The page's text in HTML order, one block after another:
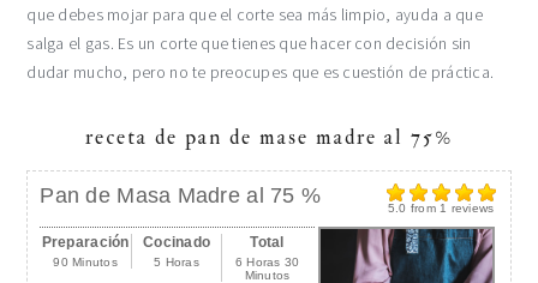
que debes mojar para que el corte sea más limpio, ayuda a que
salga el gas. Es un corte que tienes que hacer con decisión sin
dudar mucho, pero no te preocupes que es cuestión de práctica.
receta de pan de mase madre al 75%
5.0 from 1 reviews
Pan de Masa Madre al 75 %
Preparación
90 Minutos
Cocinado
5 Horas
Total
6 Horas 30
Minutos